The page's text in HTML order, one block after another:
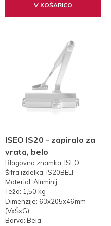
V KOŠARICO
ISEO IS20 - zapiralo za
vrata, belo
Blagovna znamka: ISEO
Šifra izdelka: IS20BELI
Material: Aluminij
Teža: 1,50 kg
Dimenzije: 63x205x46mm
(VxŠxG)
Barva: Bela